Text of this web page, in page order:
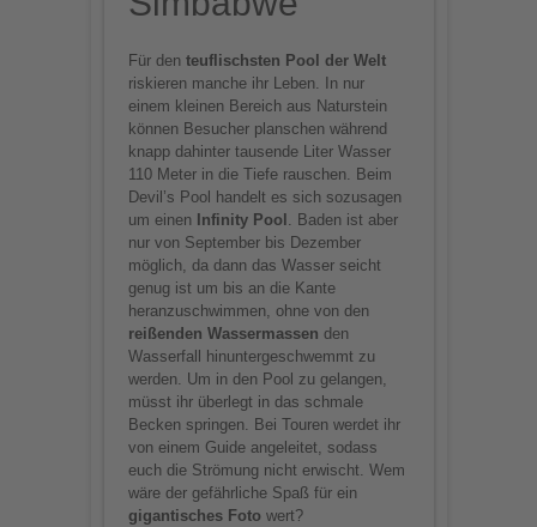
Für denteuflischsten Pool der Welt
riskieren manche ihr Leben. In nur
einem kleinen Bereich aus Naturstein
können Besucher planschen während
knapp dahinter tausende Liter Wasser
110 Meter in die Tiefe rauschen. Beim
Devil’s Pool handelt es sich sozusagen
um einen Infinity Pool . Baden ist aber
nur von September bis Dezember
möglich, da dann das Wasser seicht
genug ist um bis an die Kante
heranzuschwimmen, ohne von den
reißenden Wassermassen den
Wasserfall hinuntergeschwemmt zu
werden. Um in den Pool zu gelangen,
müsst ihr überlegt in das schmale
Becken springen. Bei Touren werdet ihr
von einem Guide angeleitet, sodass
euch die Strömung nicht erwischt. Wem
wäre der gefährliche Spaß für ein
gigantisches Fotowert?